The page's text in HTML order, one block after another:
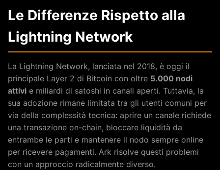
Le Differenze Rispetto alla
Lightning Network
La Lightning Network, lanciata nel 2018, è oggi il
principale Layer 2 di Bitcoin con oltre 5.000 nodi
attivi e miliardi di satoshi in canali aperti. Tuttavia, la
sua adozione rimane limitata tra gli utenti comuni per
via della complessità tecnica: aprire un canale richiede
una transazione on-chain, bloccare liquidità da
entrambe le parti e mantenere il nodo sempre online
per ricevere pagamenti. Ark risolve questi problemi
con un approccio radicalmente diverso.